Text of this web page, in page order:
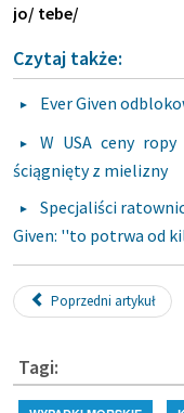
jo/ tebe/
Czytaj także:
Ever Given
W USA ceny
ściągnięty z mielizny
Specjaliści
Given: ''to potrwa od
Poprzedni artykuł
Tagi: